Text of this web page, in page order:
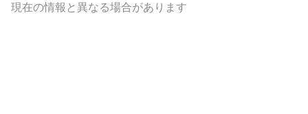
現在の情報と異なる場合があります